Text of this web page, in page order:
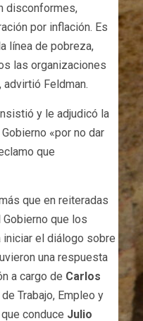
disconformes,
por inflación. Es
línea de pobreza,
las organizaciones
advirtió Feldman.
y le adjudicó la
«por no dar
que
que en reiteradas
que los
iniciar el diálogo sobre
una respuesta
a cargo de Carlos
Trabajo, Empleo y
conduce Julio